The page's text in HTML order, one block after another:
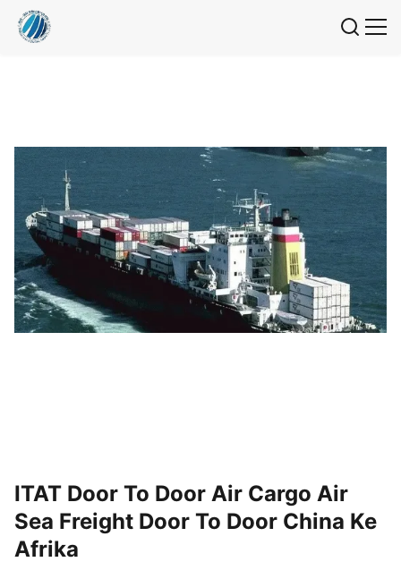
ITAT Door To Door Air Cargo Air
Sea Freight Door To Door China Ke
Afrika